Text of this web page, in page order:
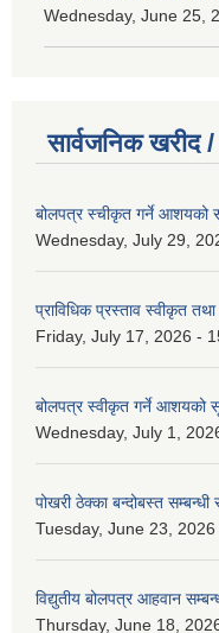
Wednesday, June 25,
सार्वजनिक खरीद
बोलपत्र स्चीकृत गर्ने आशयको
Wednesday, July 29,
प्राविधिक प्रस्ताव स्वीकृत
Friday, July 17, 2026 -
बोलपत्र स्वीकृत गर्ने आशयको
Wednesday, July 1,
पोखरी ठेक्का बन्दोबस्त
Tuesday, June 23,
विद्युतीय बोलपत्र आहवान
Thursday, June 18,